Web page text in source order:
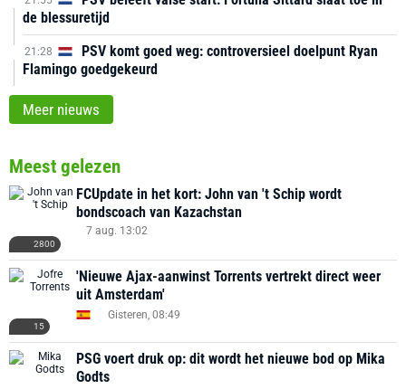
de blessuretijd
21:28
PSV komt goed weg: controversieel doelpunt Ryan
Flamingo goedgekeurd
Meer nieuws
Meest gelezen
2800
FCUpdate in het kort: John van 't Schip wordt
bondscoach van Kazachstan
7 aug. 13:02
15
'Nieuwe Ajax-aanwinst Torrents vertrekt direct weer
uit Amsterdam'
Gisteren, 08:49
PSG voert druk op: dit wordt het nieuwe bod op Mika
Godts